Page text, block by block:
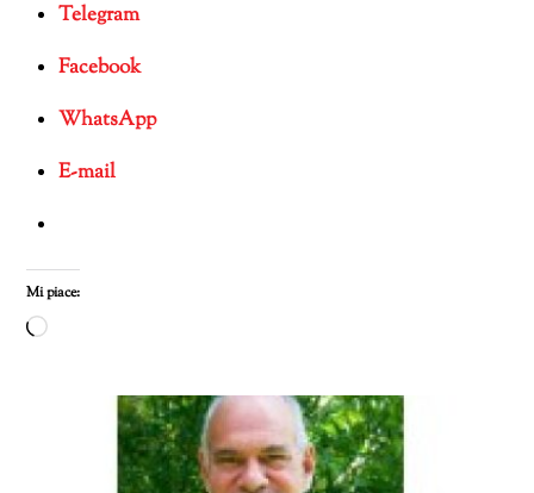
Telegram
Facebook
WhatsApp
E-mail
Mi piace:
Caricamento